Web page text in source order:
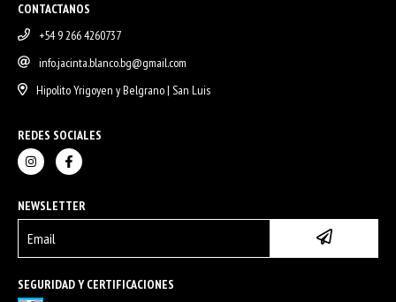
CONTACTANOS
+54 9 266 4260737
info.jacinta.blanco.bg@gmail.com
Hipolito Yrigoyen y Belgrano | San Luis
REDES SOCIALES
NEWSLETTER
SEGURIDAD Y CERTIFICACIONES